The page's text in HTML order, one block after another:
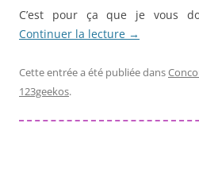
C’est pour ça que je vous
Continuer la lecture →
Cette entrée a été publiée dans
123geekos.